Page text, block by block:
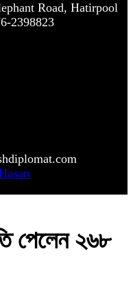
Road, Hatirpool
2398823
পেলেন ২৬৮